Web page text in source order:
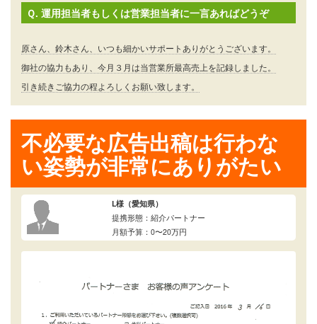
Ｑ. 運用担当者もしくは営業担当者に一言あればどうぞ
原さん、鈴木さん、いつも細かいサポートありがとうございます。
御社の協力もあり、今月３月は当営業所最高売上を記録しました。
引き続きご協力の程よろしくお願い致します。
不必要な広告出稿は行わな
い姿勢が非常にありがたい
L様（愛知県）
提携形態：紹介パートナー
月額予算：0〜20万円